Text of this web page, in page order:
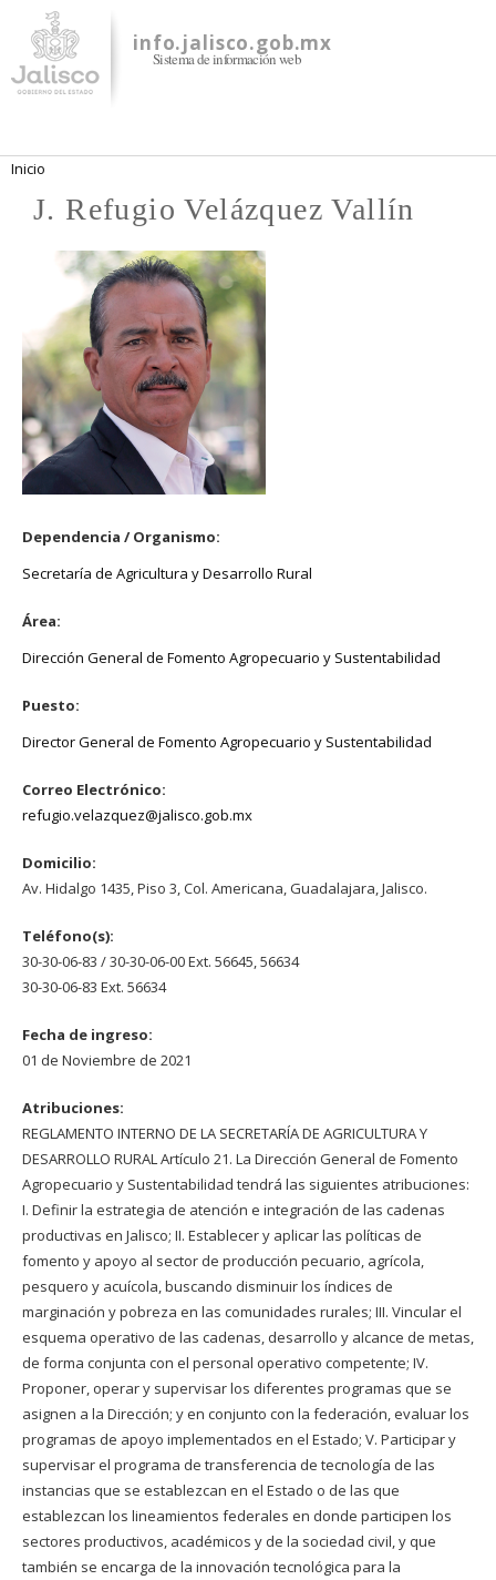
contenido
principal
info.jalisco.gob.mx
Sistema de información web
Se encuentra usted aquí
Inicio
J. Refugio Velázquez Vallín
Dependencia / Organismo:
Secretaría de Agricultura y Desarrollo Rural
Área:
Dirección General de Fomento Agropecuario y Sustentabilidad
Puesto:
Director General de Fomento Agropecuario y Sustentabilidad
Correo Electrónico:
refugio.velazquez@jalisco.gob.mx
Domicilio:
Av. Hidalgo 1435, Piso 3, Col. Americana, Guadalajara, Jalisco.
Teléfono(s):
30-30-06-83 / 30-30-06-00 Ext. 56645, 56634
30-30-06-83 Ext. 56634
Fecha de ingreso:
01 de Noviembre de 2021
Atribuciones:
REGLAMENTO INTERNO DE LA SECRETARÍA DE AGRICULTURA Y
DESARROLLO RURAL Artículo 21. La Dirección General de Fomento
Agropecuario y Sustentabilidad tendrá las siguientes atribuciones:
I. Definir la estrategia de atención e integración de las cadenas
productivas en Jalisco; II. Establecer y aplicar las políticas de
fomento y apoyo al sector de producción pecuario, agrícola,
pesquero y acuícola, buscando disminuir los índices de
marginación y pobreza en las comunidades rurales; III. Vincular el
esquema operativo de las cadenas, desarrollo y alcance de metas,
de forma conjunta con el personal operativo competente; IV.
Proponer, operar y supervisar los diferentes programas que se
asignen a la Dirección; y en conjunto con la federación, evaluar los
programas de apoyo implementados en el Estado; V. Participar y
supervisar el programa de transferencia de tecnología de las
instancias que se establezcan en el Estado o de las que
establezcan los lineamientos federales en donde participen los
sectores productivos, académicos y de la sociedad civil, y que
también se encarga de la innovación tecnológica para la